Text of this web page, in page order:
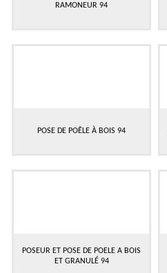
RAMONEUR 94
POSE DE POÊLE À BOIS 94
POSEUR ET POSE DE POELE A BOIS
ET GRANULÉ 94